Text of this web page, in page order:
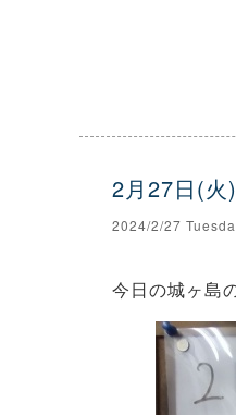
2月27日(火
2024/2/27
今日の城ヶ島